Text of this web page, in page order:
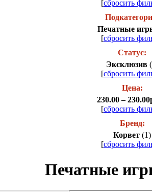
[сбросить
Печатные
[сбросить
Статус:
Эксклюзив
[сбросить
Цена:
230.00 –
[сбросить
Бренд:
Корвет (1)
[сбросить
Печатные